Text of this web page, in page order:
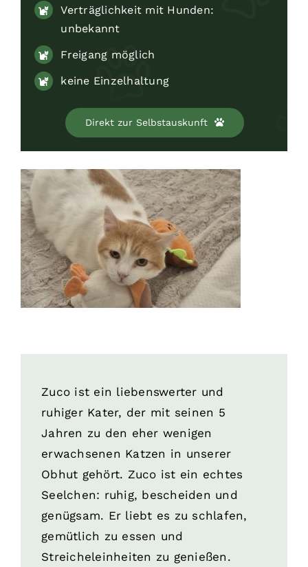
Verträglichkeit mit Hunden:
unbekannt
Freigang möglich
keine Einzelhaltung
Direkt zur Selbstauskunft
Zuco ist ein liebenswerter und
ruhiger Kater, der mit seinen 5
Jahren zu den eher wenigen
erwachsenen Katzen in unserer
Obhut gehört. Zuco ist ein echtes
Seelchen: ruhig, bescheiden und
genügsam. Er liebt es zu schlafen,
gemütlich zu essen und
Streicheleinheiten zu genießen.